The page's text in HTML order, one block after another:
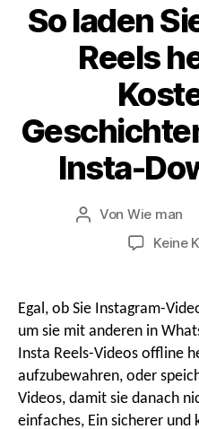
-
L
o
o
So laden
Reels
Insta-
Beitragsautor
Von Wie man
Keine
Egal, ob Sie Instagram-
um sie mit anderen in
Insta Reels-Videos offline
aufzubewahren, oder
Videos, damit sie danach
einfaches, Ein sicherer